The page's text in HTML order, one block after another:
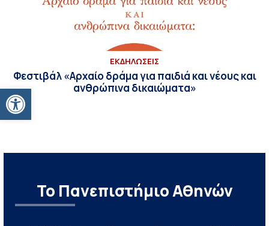
Ανοίξτε τη γραμμή εργαλείων
ΕΚΔΗΛΩΣΕΙΣ
Φεστιβάλ «Αρχαίο δράμα για παιδιά και νέους και
ανθρώπινα δικαιώματα»
Το Πανεπιστήμιο Αθηνών